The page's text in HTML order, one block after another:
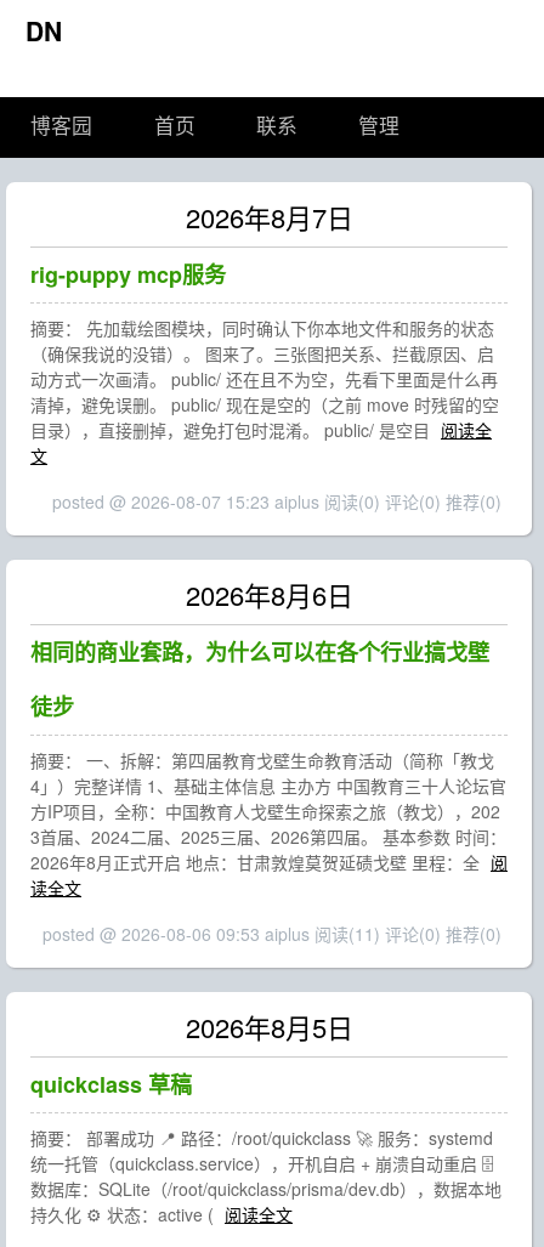
DN
博客园 首页 联系 管理
2026年8月7日
rig-puppy mcp服务
摘要： 先加载绘图模块，同时确认下你本地文件和服务的状态
（确保我说的没错）。 图来了。三张图把关系、拦截原因、启
动方式一次画清。 public/ 还在且不为空，先看下里面是什么再
清掉，避免误删。 public/ 现在是空的（之前 move 时残留的空
目录），直接删掉，避免打包时混淆。 public/ 是空目 阅读全
文
posted @ 2026-08-07 15:23 aiplus 阅读(0) 评论(0) 推荐(0)
2026年8月6日
相同的商业套路，为什么可以在各个行业搞戈壁
徒步
摘要： 一、拆解：第四届教育戈壁生命教育活动（简称「教戈
4」）完整详情 1、基础主体信息 主办方 中国教育三十人论坛官
方IP项目，全称：中国教育人戈壁生命探索之旅（教戈），202
3首届、2024二届、2025三届、2026第四届。 基本参数 时间：
2026年8月正式开启 地点：甘肃敦煌莫贺延碛戈壁 里程：全 阅
读全文
posted @ 2026-08-06 09:53 aiplus 阅读(11) 评论(0) 推荐(0)
2026年8月5日
quickclass 草稿
摘要： 部署成功 📍 路径：/root/quickclass 🚀 服务：systemd
统一托管（quickclass.service），开机自启 + 崩溃自动重启 🗄️
数据库：SQLite（/root/quickclass/prisma/dev.db），数据本地
持久化 ⚙️ 状态：active ( 阅读全文